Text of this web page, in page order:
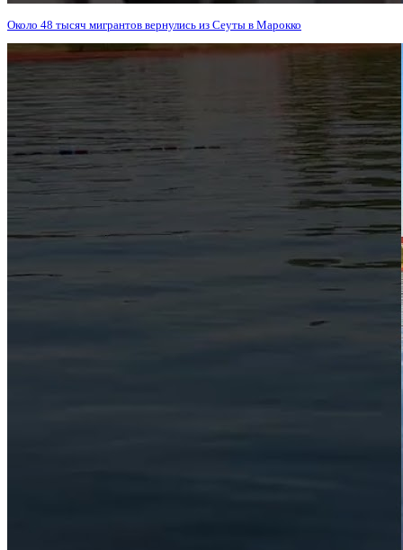
Около 48 тысяч мигрантов вернулись из Сеуты в Марокко